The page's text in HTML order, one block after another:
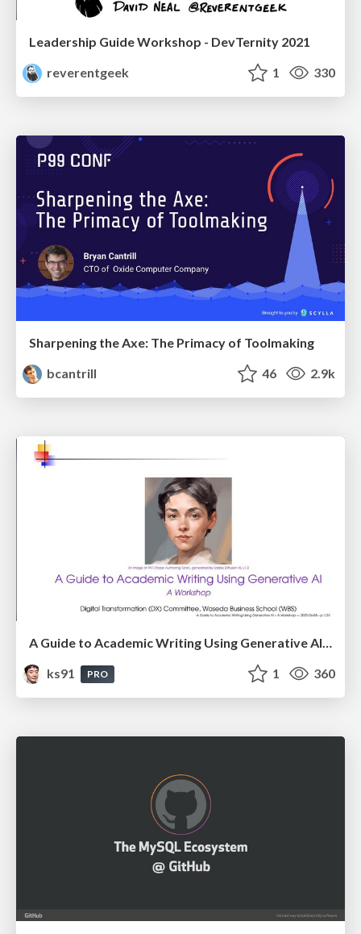
Leadership Guide Workshop - DevTernity 2021
reverentgeek
1 330
Sharpening the Axe: The Primacy of Toolmaking
bcantrill
46 2.9k
A Guide to Academic Writing Using Generative AI - A Workshop
ks91
PRO 1 360